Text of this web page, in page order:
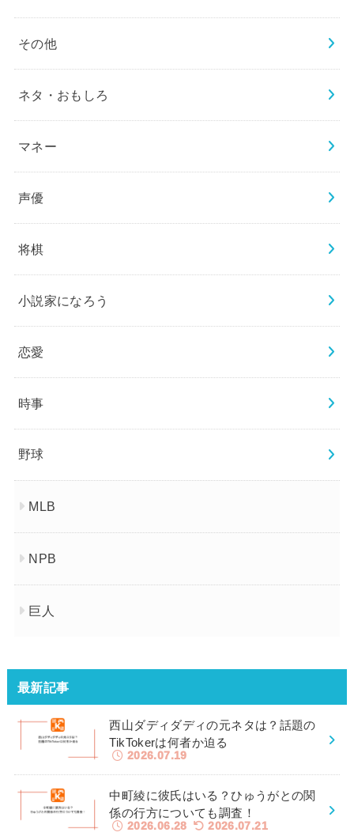
その他
ネタ・おもしろ
マネー
声優
将棋
小説家になろう
恋愛
時事
野球
MLB
NPB
巨人
最新記事
西山ダディダディの元ネタは？話題の
TikTokerは何者か迫る
2026.07.19
中町綾に彼氏はいる？ひゅうがとの関
係の行方についても調査！
2026.06.28 2026.07.21